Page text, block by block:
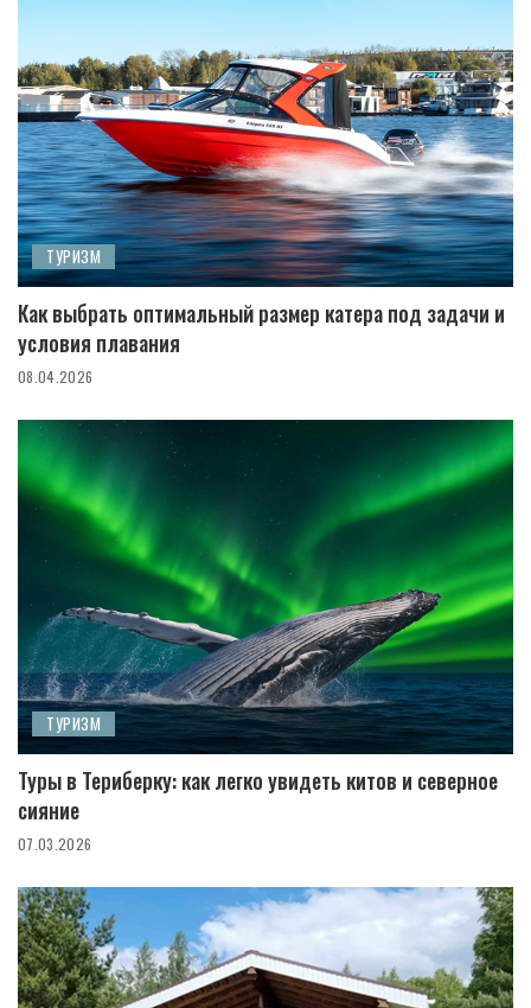
ТУРИЗМ
Как выбрать оптимальный размер катера под задачи и
условия плавания
08.04.2026
ТУРИЗМ
Туры в Териберку: как легко увидеть китов и северное
сияние
07.03.2026